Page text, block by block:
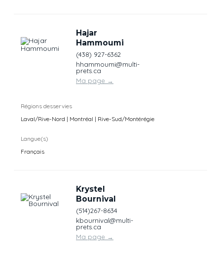
Hajar
Hammoumi
(438) 927-6362
hhammoumi@multi-
prets.ca
Ma page →
Régions desservies
Laval/Rive-Nord | Montréal | Rive-Sud/Montérégie
Langue(s)
Français
Krystel
Bournival
(514)267-8634
kbournival@multi-
prets.ca
Ma page →